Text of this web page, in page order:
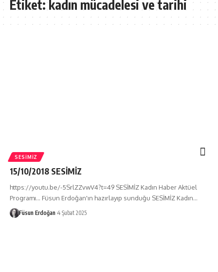
Etiket: kadın mücadelesi ve tarihi
SESIMIZ
15/10/2018 SESİMİZ
https://youtu.be/-5SrlZZvwV4?t=49 SESİMİZ Kadın Haber Aktüel
Programı... Füsun Erdoğan'ın hazırlayıp sunduğu SESİMİZ Kadın…
Füsun Erdoğan 4 Şubat 2025